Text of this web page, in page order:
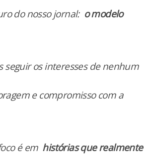
do nosso jornal: o modelo
os interesses de nenhum
e compromisso com a
é em histórias que realmente